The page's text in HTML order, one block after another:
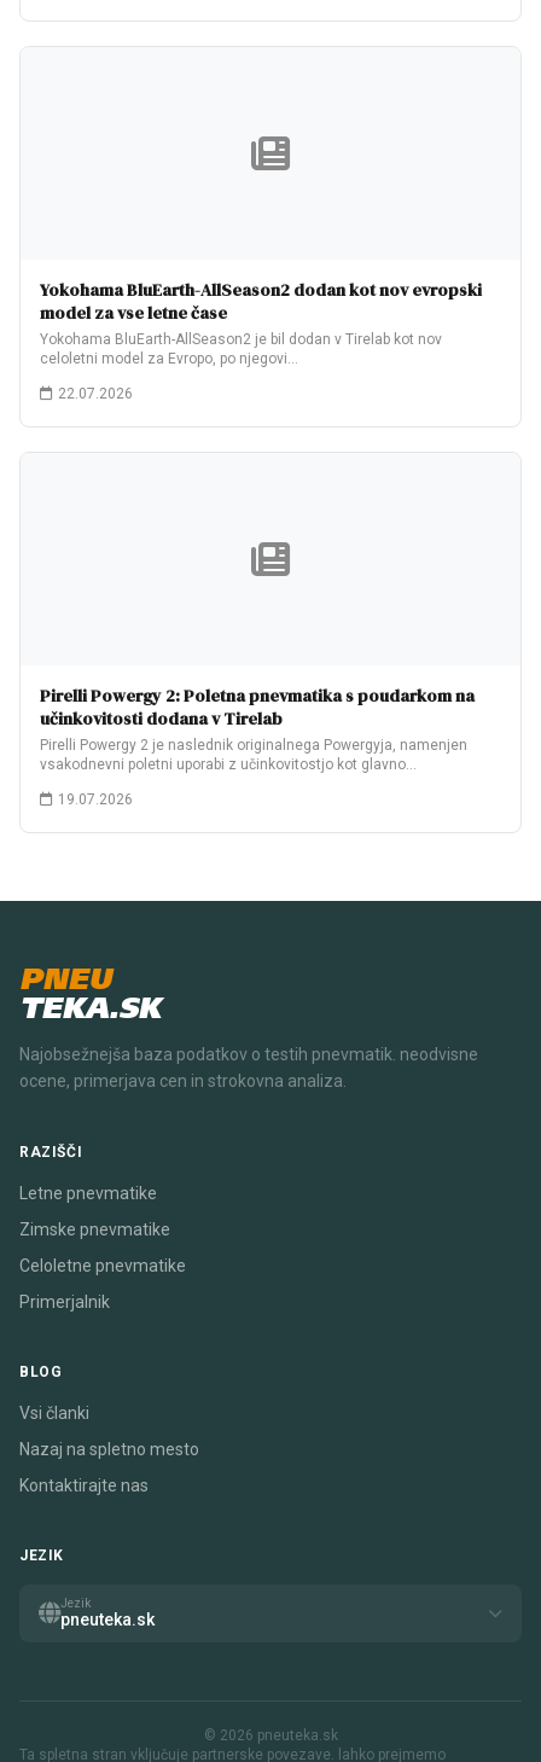
Yokohama BluEarth-AllSeason2 dodan kot nov evropski
model za vse letne čase
Yokohama BluEarth-AllSeason2 je bil dodan v Tirelab kot nov
celoletni model za Evropo, po njegovi…
22.07.2026
Pirelli Powergy 2: Poletna pnevmatika s poudarkom na
učinkovitosti dodana v Tirelab
Pirelli Powergy 2 je naslednik originalnega Powergyja, namenjen
vsakodnevni poletni uporabi z učinkovitostjo kot glavno…
19.07.2026
PNEU
TEKA.SK
Najobsežnejša baza podatkov o testih pnevmatik. neodvisne
ocene, primerjava cen in strokovna analiza.
RAZIŠČI
Letne pnevmatike
Zimske pnevmatike
Celoletne pnevmatike
Primerjalnik
BLOG
Vsi članki
Nazaj na spletno mesto
Kontaktirajte nas
JEZIK
Jezik
pneuteka.sk
© 2026 pneuteka.sk
Ta spletna stran vključuje partnerske povezave. lahko prejmemo